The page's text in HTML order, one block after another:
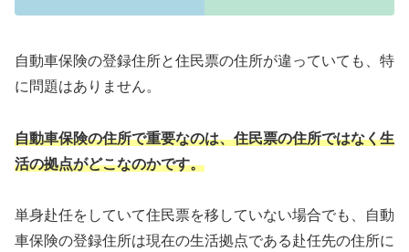
自動車保険の登録住所と住民票の住所が違っていても、特
に問題はありません。
自動車保険の住所で重要なのは、住民票の住所ではなく生
活の拠点がどこなのかです。
単身赴任をしていて住民票を移していない場合でも、自動
車保険の登録住所は現在の生活拠点である赴任先の住所に